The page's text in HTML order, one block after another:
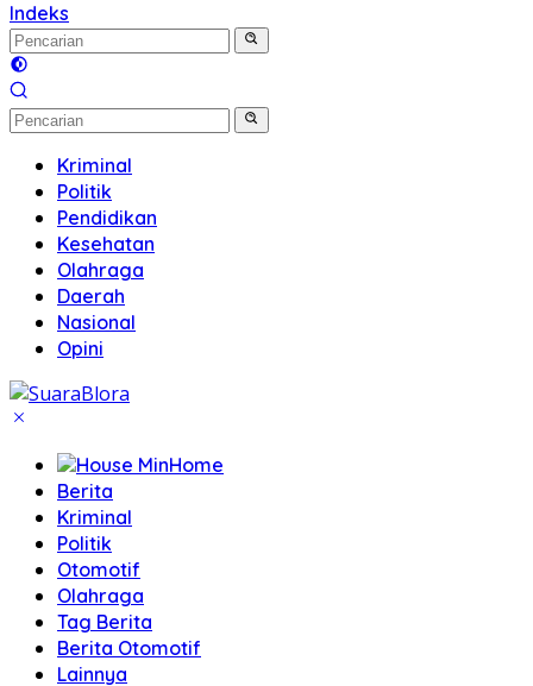
Indeks
Kriminal
Politik
Pendidikan
Kesehatan
Olahraga
Daerah
Nasional
Opini
Home
Berita
Kriminal
Politik
Otomotif
Olahraga
Tag Berita
Berita Otomotif
Lainnya